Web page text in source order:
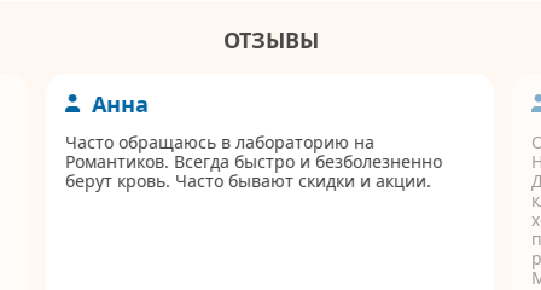
ОТЗЫВЫ
Анна
Часто обращаюсь в лабораторию на
Романтиков. Всегда быстро и безболезненно
берут кровь. Часто бывают скидки и акции.